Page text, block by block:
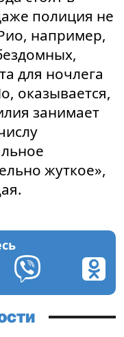
полиция не
например,
для ночлега
оказывается,
занимает
жуткое»,